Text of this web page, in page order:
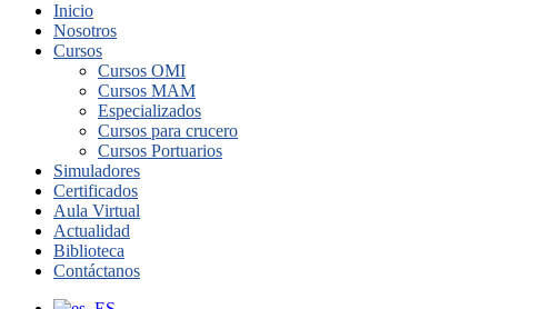
Inicio
Nosotros
Cursos
Cursos OMI
Cursos MAM
Especializados
Cursos para crucero
Cursos Portuarios
Simuladores
Certificados
Aula Virtual
Actualidad
Biblioteca
Contáctanos